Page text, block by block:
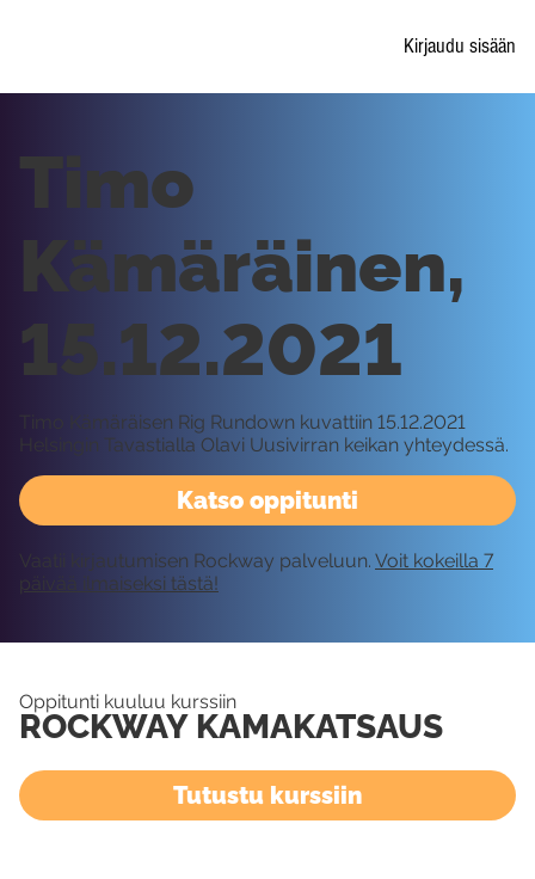
Kirjaudu sisään
Katso oppitunti
Timo
Kämäräinen,
15.12.2021
Timo Kämäräisen Rig Rundown kuvattiin 15.12.2021
Helsingin Tavastialla Olavi Uusivirran keikan yhteydessä.
Vaatii kirjautumisen Rockway palveluun. Voit kokeilla 7
päivää ilmaiseksi tästä!
Oppitunti kuuluu kurssiin
ROCKWAY KAMAKATSAUS
Tutustu kurssiin